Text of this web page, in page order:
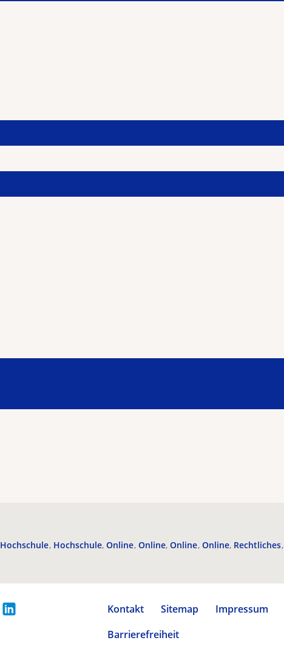
Hochschule Hochschule Online Online Online Online Rechtliches
Kontakt Sitemap Impressum
Barrierefreiheit